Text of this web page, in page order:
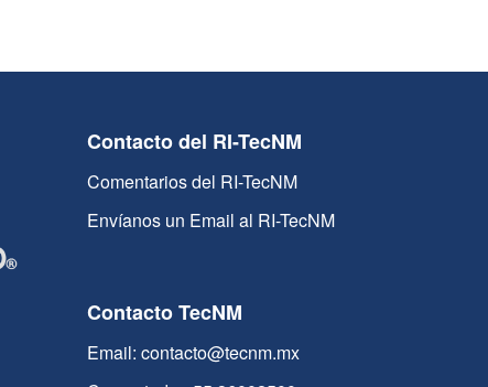
Contacto del RI-TecNM
Comentarios del RI-TecNM
Envíanos un Email al RI-TecNM
Contacto TecNM
Email: contacto@tecnm.mx